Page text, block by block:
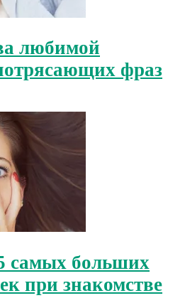
любимой
фраз
самых больших
при знакомстве